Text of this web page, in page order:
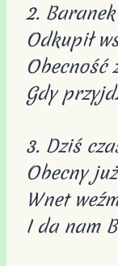
2.
Odkupił
Obecność
Gdy
3. Dziś
Obecny
Wnet
I da nam